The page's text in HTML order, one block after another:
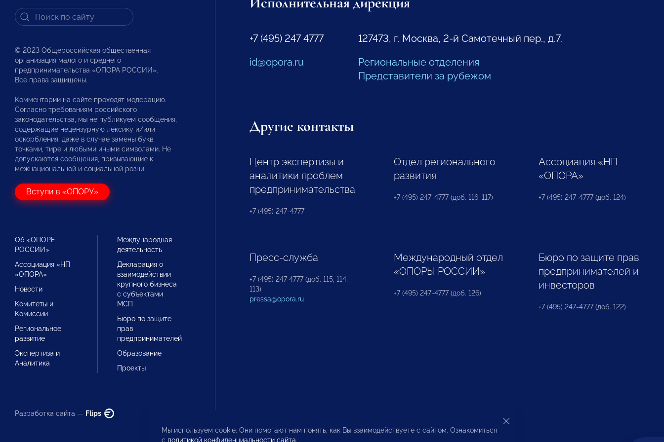
© 2023 Общероссийская общественная
организация малого и среднего
предпринимательства «ОПОРА РОССИИ».
Все права защищены.
Комментарии на сайте проходят модерацию.
Согласно требованиям российского
законодательства, мы не публикуем сообщения,
содержащие нецензурную лексику и/или
оскорбления, даже в случае замены букв
точками, тире и любыми иными символами. Не
допускаются сообщения, призывающие к
межнациональной и социальной розни.
Вступи в «ОПОРУ»
Об «ОПОРЕ
РОССИИ»
Ассоциация «НП
«ОПОРА»
Новости
Комитеты и
Комиссии
Региональное
развитие
Экспертиза и
Аналитика
Международная
деятельность
Декларация о
взаимодействии
крупного бизнеса
с субъектами
МСП
Бюро по защите
прав
предпринимателей
Образование
Проекты
Разработка сайта — Flips
+7 (495) 247 4777
id@opora.ru
127473, г. Москва, 2-й Самотечный пер., д.7.
Региональные отделения
Представители за рубежом
Другие контакты
Центр экспертизы и
аналитики проблем
предпринимательства
+7 (495) 247-4777
Отдел регионального
развития
+7 (495) 247-4777 (доб. 116, 117)
Ассоциация «НП
«ОПОРА»
+7 (495) 247-4777 (доб. 124)
Пресс-служба
+7 (495) 247 4777 (доб. 115, 114,
113)
pressa@opora.ru
Международный отдел
«ОПОРЫ РОССИИ»
+7 (495) 247-4777 (доб. 126)
Бюро по защите прав
предпринимателей и
инвесторов
+7 (495) 247-4777 (доб. 122)
Мы используем cookie. Они помогают нам понять, как Вы взаимодействуете с сайтом. Ознакомиться
с политикой конфиденциальности сайта.